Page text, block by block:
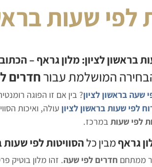
לפי שעות
בראשון לציון: מלון גראף –
המושלמת עבורחדרים
שעה בראשון לציון? בין אם זו הפוגה
לפי שעות בראשון לציון עולה, ואיכות
לפי שעות במרכז.
גראףמבין כלהסוויטות לפי שעות
ממתחם חדרים לפי שעה. זהו מלון בוטיק